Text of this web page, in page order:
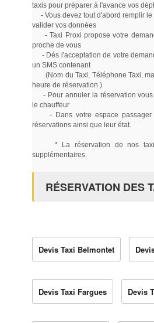
taxis pour préparer à l'avance vos
- Vous devez tout d'abord remplir le
valider vos données
- Taxi Proxi propose votre
proche de vous
- Dés l'acceptation de votre
un SMS contenant
(Nom du Taxi, Téléphone Taxi,
heure de réservation )
- Pour annuler la réservation vous
le chauffeur
- Dans votre espace passager
réservations ainsi que leur état.
* La réservation de nos taxis
supplémentaires.
RÉSERVATION DES
Devis Taxi Belmontet
Devis Taxi Fargues Devis